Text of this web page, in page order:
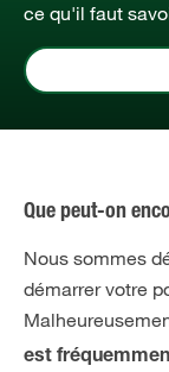
ce qu'il faut
Que peut-on
Nous sommes
démarrer votre
est